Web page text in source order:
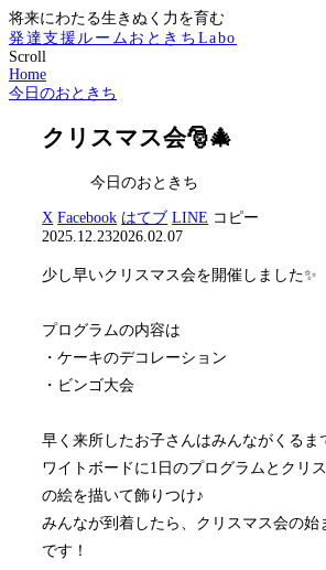
将来にわたる生きぬく力を育む
発達支援ルームおときちLabo
Scroll
Home
今日のおときち
クリスマス会🎅🎄
今日のおときち
X Facebook はてブ LINE コピー
2025.12.232026.02.07
少し早いクリスマス会を開催しました✨
プログラムの内容は
・ケーキのデコレーション
・ビンゴ大会
早く来所したお子さんはみんながくるま
ワイトボードに1日のプログラムとクリ
の絵を描いて飾りつけ♪
みんなが到着したら、クリスマス会の始
です！